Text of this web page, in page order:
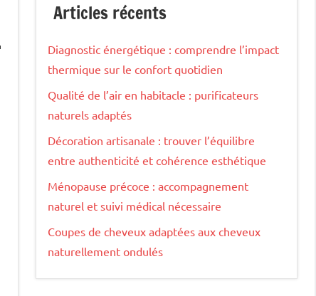
Articles récents
Diagnostic énergétique : comprendre l’impact
thermique sur le confort quotidien
Qualité de l’air en habitacle : purificateurs
naturels adaptés
Décoration artisanale : trouver l’équilibre
entre authenticité et cohérence esthétique
Ménopause précoce : accompagnement
naturel et suivi médical nécessaire
Coupes de cheveux adaptées aux cheveux
naturellement ondulés